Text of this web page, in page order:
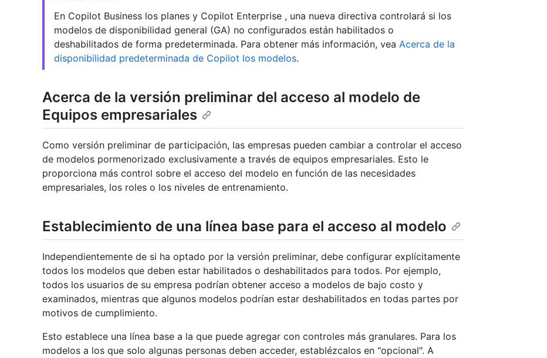
En Copilot Business los planes y Copilot Enterprise , una nueva directiva controlará si los
modelos de disponibilidad general (GA) no configurados están habilitados o
deshabilitados de forma predeterminada. Para obtener más información, vea Acerca de la
disponibilidad predeterminada de Copilot los modelos.
Acerca de la versión preliminar del acceso al modelo de
Equipos empresariales
Como versión preliminar de participación, las empresas pueden cambiar a controlar el acceso
de modelos pormenorizado exclusivamente a través de equipos empresariales. Esto le
proporciona más control sobre el acceso del modelo en función de las necesidades
empresariales, los roles o los niveles de entrenamiento.
Establecimiento de una línea base para el acceso al modelo
Independientemente de si ha optado por la versión preliminar, debe configurar explícitamente
todos los modelos que deben estar habilitados o deshabilitados para todos. Por ejemplo,
todos los usuarios de su empresa podrían obtener acceso a modelos de bajo costo y
examinados, mientras que algunos modelos podrían estar deshabilitados en todas partes por
motivos de cumplimiento.
Esto establece una línea base a la que puede agregar con controles más granulares. Para los
modelos a los que solo algunas personas deben acceder, establézcalos en "opcional". A